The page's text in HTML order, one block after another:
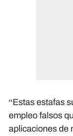
“Estas estafas
empleo falsos
aplicaciones de